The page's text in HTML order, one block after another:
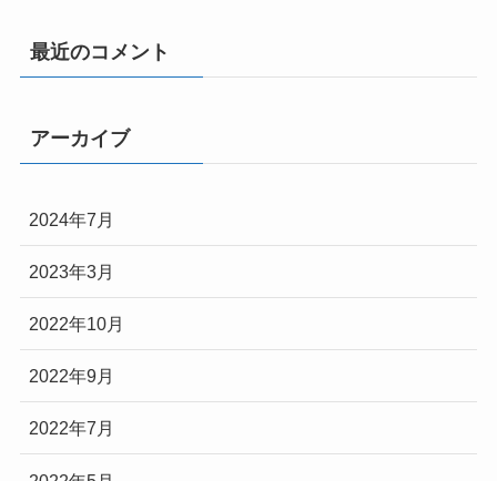
最近のコメント
アーカイブ
2024年7月
2023年3月
2022年10月
2022年9月
2022年7月